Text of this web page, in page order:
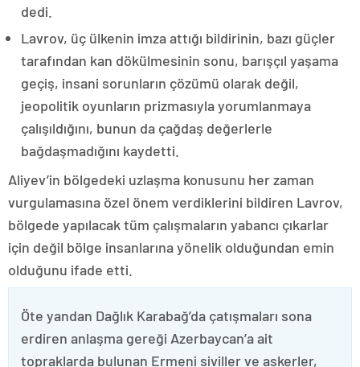
dedi.
Lavrov, üç ülkenin imza attığı bildirinin, bazı güçler
tarafından kan dökülmesinin sonu, barışçıl yaşama
geçiş, insani sorunların çözümü olarak değil,
jeopolitik oyunların prizmasıyla yorumlanmaya
çalışıldığını, bunun da çağdaş değerlerle
bağdaşmadığını kaydetti.
Aliyev’in bölgedeki uzlaşma konusunu her zaman
vurgulamasına özel önem verdiklerini bildiren Lavrov,
bölgede yapılacak tüm çalışmaların yabancı çıkarlar
için değil bölge insanlarına yönelik olduğundan emin
olduğunu ifade etti.
Öte yandan Dağlık Karabağ’da çatışmaları sona
erdiren anlaşma gereği Azerbaycan’a ait
topraklarda bulunan Ermeni siviller ve askerler,